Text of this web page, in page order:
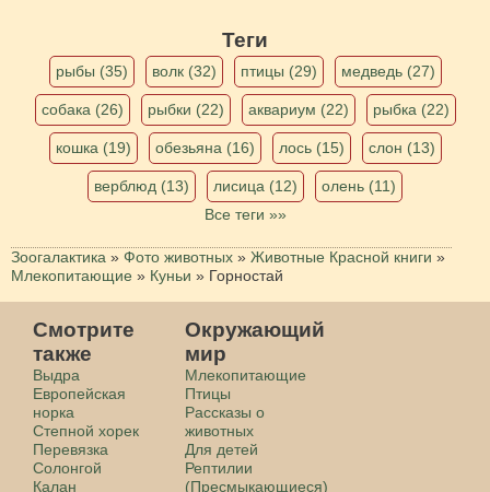
Теги
рыбы (35) волк (32) птицы (29) медведь (27)
собака (26) рыбки (22) аквариум (22) рыбка (22)
кошка (19) обезьяна (16) лось (15) слон (13)
верблюд (13) лисица (12)
олень (11)
Все теги »»
Зоогалактика » Фото животных » Животные Красной книги »
Млекопитающие » Куньи » Горностай
Смотрите
также
Выдра
Европейская
норка
Степной хорек
Перевязка
Солонгой
Калан
Окружающий
мир
Млекопитающие
Птицы
Рассказы о
животных
Для детей
Рептилии
(Пресмыкающиеся)